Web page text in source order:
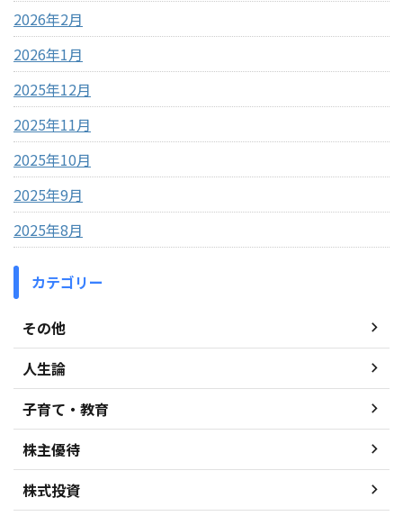
2026年2月
2026年1月
2025年12月
2025年11月
2025年10月
2025年9月
2025年8月
カテゴリー
その他
人生論
子育て・教育
株主優待
株式投資